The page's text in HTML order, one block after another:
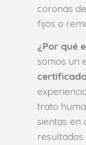
coronas
fijos o
¿Por qué
somos un
trato
sientas en